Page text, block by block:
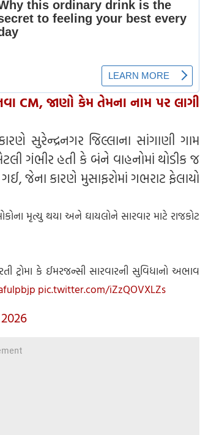
CM, જાણો કેમ તેમના નામ પર લાગી
સુરેન્દ્રનગર જિલ્લાના સાંગાણી ગામ
ગંભીર હતી કે બંને વાહનોમાં થોડીક જ
જેના કારણે મુસાફરોમાં ગભરાટ ફેલાયો
મૃત્યુ થયા અને ઘાયલોને સારવાર માટે રાજકોટ
ટ્રોમા કે ઈમરજન્સી સારવારની સુવિધાનો અભાવ
pic.twitter.com/iZzQOVXLZs